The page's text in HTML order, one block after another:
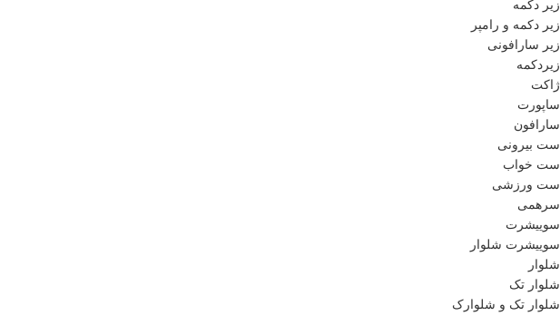
زیر دکمه
زیر دکمه و رامپر
زیر سارافونی
زیردکمه
ژاکت
ساپورت
سارافون
ست بیرونی
ست خواب
ست ورزشی
سرهمی
سوییشرت
سوییشرت شلوار
شلوار
شلوار تک
شلوار تک و شلوارک